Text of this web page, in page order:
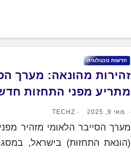
חדשות טכנולוגיה
זהירות מהונאה: מערך
מתריע מפני התחזות
מאי 9, 2025 TECHZ
מערך הסייבר הלאומי מזהיר
(הונאת התחזות) בישראל,